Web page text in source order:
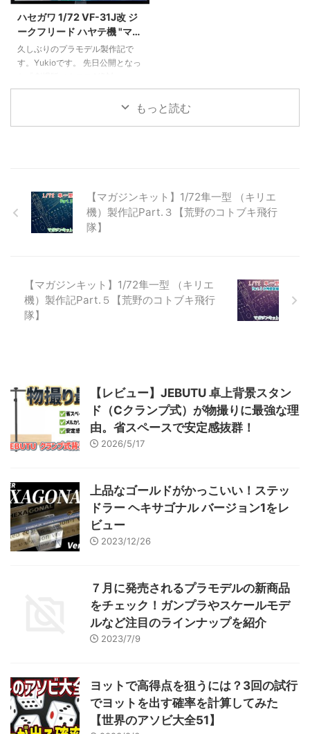
らに使い勝手を進化を遂げた新型
ワークステーション Proを詳しく
見ていきましょう！ 新型の「ワ
ークステーション Ver2.0 Pro」
価格 ￥8,200（税別） いいとこ
ニッパーホルダーが２ ...
月28日に東京から発送され、福
岡に30日に配達 ...
ハセガワ 1/72 VF-31J改 ジ
ークフリード ハヤテ機 "マク
ロスΔ" 製作記 #1【キットレ
ビュー＆仮組】
久しぶりのプラモデル製作記で
す。Yukioです。 先日公開となっ
Live!!!!!!」そして「劇場短編マク
ロスF～時の迷宮～」を鑑賞しマ
じみのキットレビューとして、ま
ずはランナーからチェックしてい
きます。 ▲全ランナーとデカー
もっと読む
【マガジンキット】1/72隼一型 （キリエ
機）製作記Part.３【荒野のコトブキ飛行
隊】
【マガジンキット】1/72隼一型 （キリエ
機）製作記Part.５【荒野のコトブキ飛行
隊】
【レビュー】JEBUTU 卓上背景スタン
ド（Cクランプ式）が物撮りに最強な理
由。省スペースで安定感抜群！
2026/5/17
上品なゴールドがかっこいい！ステッ
ドラー ヘキサゴナル バージョン1をレ
ビュー
2023/12/26
７月に発売されるプラモデルの新商品
をチェック！ガンプラやスケールモデ
ルなど注目のラインナップを紹介
2023/7/9
ヨットで高得点を狙うには？3回の試行
でヨットを出す確率を計算してみた
【世界のアソビ大全51】